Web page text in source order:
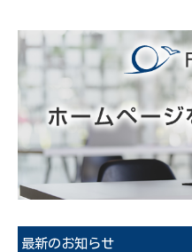
最新のお知らせ